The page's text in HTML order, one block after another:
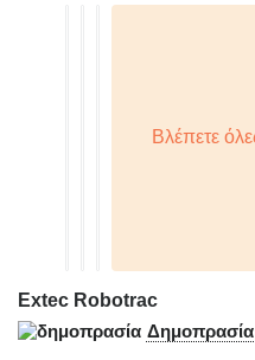
Extec Robotrac
Δημοπρασία